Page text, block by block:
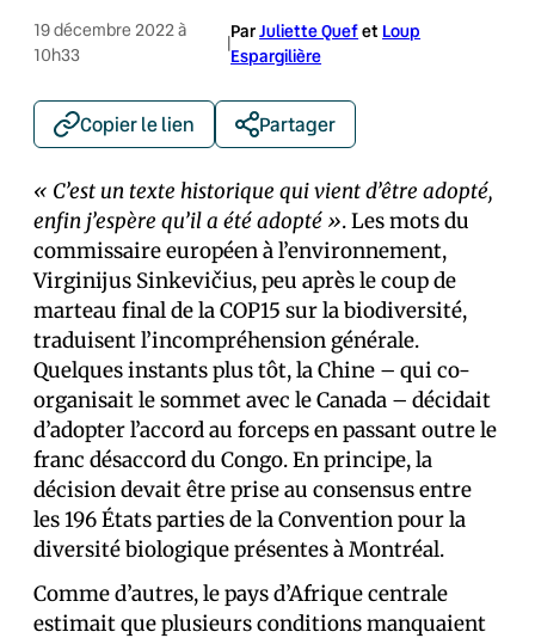
19 décembre 2022 à
10h33
|
ParJuliette Quefet Loup
Espargilière
Copier le lien Partager
« C’est un texte historique qui vient d’être adopté,
enfin j’espère qu’il a été adopté ». Les mots du
commissaire européen à l’environnement,
Virginijus Sinkevičius, peu après le coup de
marteau final de la COP15 sur la biodiversité,
traduisent l’incompréhension générale.
Quelques instants plus tôt, la Chine – qui co-
organisait le sommet avec le Canada – décidait
d’adopter l’accord au forceps en passant outre le
franc désaccord du Congo. En principe, la
décision devait être prise au consensus entre
les 196 États parties de la Convention pour la
diversité biologique présentes à Montréal.
Comme d’autres, le pays d’Afrique centrale
estimait que plusieurs conditions manquaient